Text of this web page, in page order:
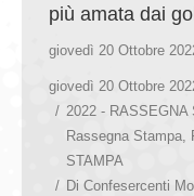
più amata dai
giovedì 20 Ottobre
giovedì 20 Ottobre
2022 - RASSEGNA
Rassegna Stampa
STAMPA
Di Confesercenti